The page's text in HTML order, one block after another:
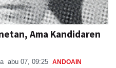
Ama Kandidaren
abu 07, 09:25 ANDOAIN